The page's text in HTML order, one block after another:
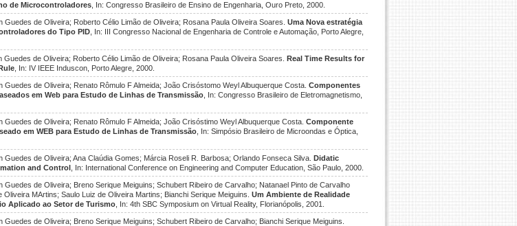
de Microcontroladores , In: Congresso Brasileiro de Ensino de Engenharia, Ouro Preto, 2000.
Guedes de Oliveira; Roberto Célio Limão de Oliveira; Rosana Paula Oliveira Soares. Uma Nova estratégia
do Tipo PID , In: III Congresso Nacional de Engenharia de Controle e Automação, Porto Alegre,
Guedes de Oliveira; Roberto Célio Limão de Oliveira; Rosana Paula Oliveira Soares. Real Time Results for
, In: IV IEEE Induscon, Porto Alegre, 2000.
Guedes de Oliveira; Renato Rômulo F Almeida; João Crisóstomo Weyl Albuquerque Costa. Componentes
em Web para Estudo de Linhas de Transmissão , In: Congresso Brasileiro de Eletromagnetismo,
Guedes de Oliveira; Renato Rômulo F Almeida; João Crisóstimo Weyl Albuquerque Costa. Componente
em WEB para Estudo de Linhas de Transmissão , In: Simpósio Brasileiro de Microondas e Óptica,
Guedes de Oliveira; Ana Claúdia Gomes; Márcia Roseli R. Barbosa; Orlando Fonseca Silva. Didatic
and Control , In: International Conference on Engineering and Computer Education, São Paulo, 2000.
Guedes de Oliveira; Breno Serique Meiguins; Schubert Ribeiro de Carvalho; Natanael Pinto de Carvalho
Oliveira MArtins; Saulo Luiz de Oliveira Martins; Bianchi Serique Meiguins.Um Ambiente de Realidade
Aplicado ao Setor de Turismo , In: 4th SBC Symposium on Virtual Reality, Florianópolis, 2001.
Guedes de Oliveira; Breno Serique Meiguins; Schubert Ribeiro de Carvalho; Bianchi Serique Meiguins.